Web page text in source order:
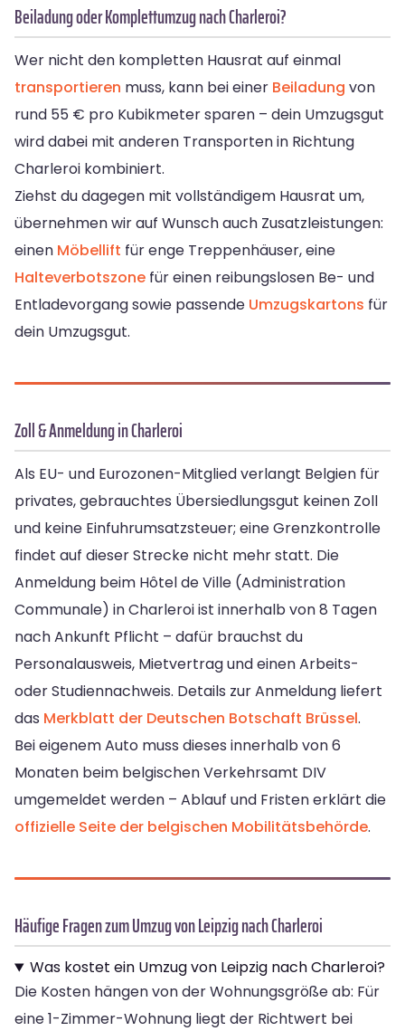
Beiladung oder Komplettumzug nach Charleroi?
Wer nicht den kompletten Hausrat auf einmal
transportieren muss, kann bei einer Beiladung von
rund 55 € pro Kubikmeter sparen – dein Umzugsgut
wird dabei mit anderen Transporten in Richtung
Charleroi kombiniert.
Ziehst du dagegen mit vollständigem Hausrat um,
übernehmen wir auf Wunsch auch Zusatzleistungen:
einen Möbellift für enge Treppenhäuser, eine
Halteverbotszone für einen reibungslosen Be- und
Entladevorgang sowie passende Umzugskartons für
dein Umzugsgut.
Zoll & Anmeldung in Charleroi
Als EU- und Eurozonen-Mitglied verlangt Belgien für
privates, gebrauchtes Übersiedlungsgut keinen Zoll
und keine Einfuhrumsatzsteuer; eine Grenzkontrolle
findet auf dieser Strecke nicht mehr statt. Die
Anmeldung beim Hôtel de Ville (Administration
Communale) in Charleroi ist innerhalb von 8 Tagen
nach Ankunft Pflicht – dafür brauchst du
Personalausweis, Mietvertrag und einen Arbeits-
oder Studiennachweis. Details zur Anmeldung liefert
das Merkblatt der Deutschen Botschaft Brüssel.
Bei eigenem Auto muss dieses innerhalb von 6
Monaten beim belgischen Verkehrsamt DIV
umgemeldet werden – Ablauf und Fristen erklärt die
offizielle Seite der belgischen Mobilitätsbehörde.
Häufige Fragen zum Umzug von Leipzig nach Charleroi
Was kostet ein Umzug von Leipzig nach Charleroi?
Die Kosten hängen von der Wohnungsgröße ab: Für
eine 1-Zimmer-Wohnung liegt der Richtwert bei